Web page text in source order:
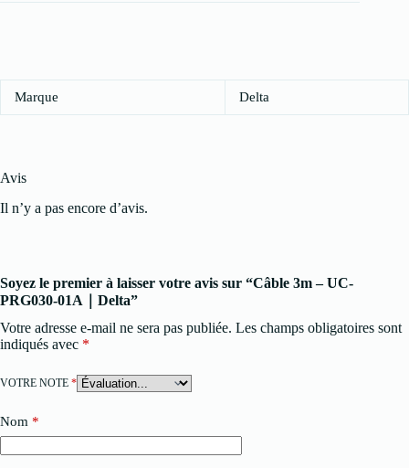
Marque Delta
Avis
Il n’y a pas encore d’avis.
Soyez le premier à laisser votre avis sur “Câble 3m – UC-
PRG030-01A｜Delta”
Votre adresse e-mail ne sera pas publiée. Les champs obligatoires sont
indiqués avec *
VOTRE NOTE *
Nom *